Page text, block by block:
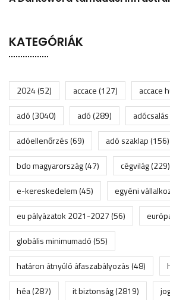
KATEGÓRIÁK
2024(52) accace(127) accace
adó(3040) adó(289) adócsalás
adóellenőrzés(69) adó szaklap(156)
bdo magyarország(47) cégvilág(229)
e-kereskedelem(45) egyéni
eu pályázatok 2021-2027(56)
globális minimumadó(55)
határon átnyúló áfaszabályozás(48)
héa(287) it biztonság(2819)